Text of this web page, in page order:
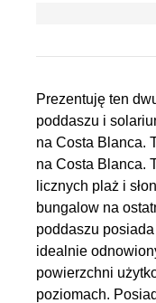
Prezentuję ten
poddaszu i
na Costa Blanca.
na Costa Blanca.
licznych plaż i
bungalow na
poddaszu
idealnie
powierzchni
poziomach.